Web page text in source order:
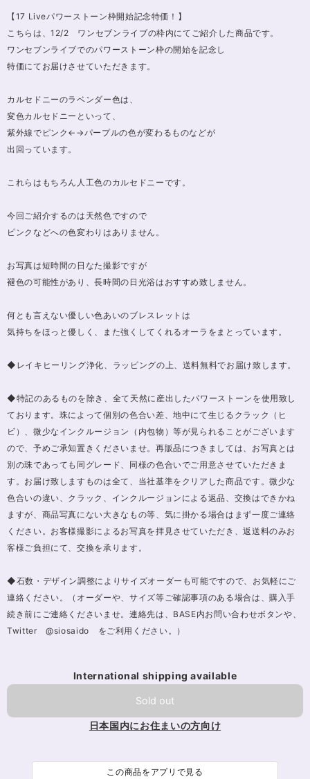
【17 Liveパワーストーン枠開始記念特価！】
こちらは、12/2 ワンセブンライブの枠内にてご紹介した商品です。
ワンセブンライブでのパワーストーン枠の開始を記念し
特価にてお届けさせていただきます。
カルセドニーのラベンダー色は、
変色カルセドニーといって、
紫外線でピンク←→パープルの色が変わるものなどが
出回っています。
これらはもちろん人工色のカルセドニーです。
今回ご紹介するのは天然色ですので
ピンクなどへの色変わりはありません。
お写真は短時間の日なた撮影ですが
褪色の可能性があり、長時間の日光浴はおすすめ致しません。
何とも言えない優しい色あいのブレスレットは
気持ちをほっと優しく、また強くしてくれるオーラをまとっています。
◆レイキヒーリング浄化、ラッピングの上、送料無料でお届け致します。
◆特記のあるものを除き、全て天然に産出したパワーストーンを使用致し
ております。珠によって個別の色合い差、地中にて生じるクラック（ヒ
ビ）、微少なインクルージョン（内包物）等が見られることがございます
ので、予めご承知置きくださいませ。再販品につきましては、お写真とは
別の珠であっても同グレード、同様の色合いでご用意させていただきま
す。お届け致しますものは全て、当社基準をクリアした商品です。微少な
色合いの違い、クラック、インクルージョンによる返品、交換はできかね
ますが、商品写真にない大きなもの等、気に掛かる場合はまず一度ご連絡
ください。お客様撮影によるお写真を拝見させていただき、返送料のみお
客様ご負担にて、交換を承ります。
◆石数・デザイン調整によりサイズオーダーも可能ですので、お気軽にご
連絡ください。（オーダーや、サイズ等ご確認事項のある場合は、購入手
続き前にご連絡くださいませ。連絡先は、BASE内お問い合わせボタンや、
Twitter @siosaido をご利用ください。）
International shipping available
Sold out
日本国内にお住まいの方向け
この商品をアプリで見る